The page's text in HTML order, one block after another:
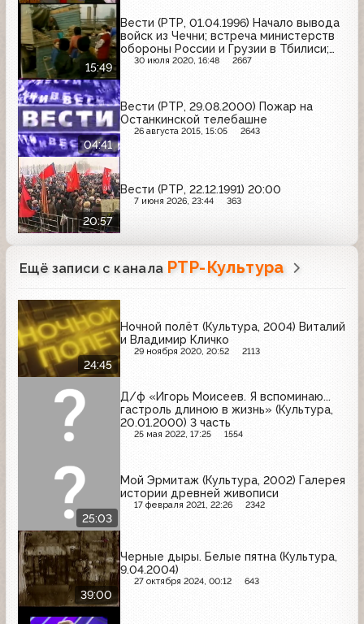
15:49
Вести (РТР, 01.04.1996) Начало вывода
войск из Чечни; встреча министерств
обороны России и Грузии в Тбилиси;
переговоры между Россией и Китаем;
30 июля 2020, 16:48 2667
04:41
Вести (РТР, 29.08.2000) Пожар на
Останкинской телебашне
26 августа 2015, 15:05 2643
20:57
Вести (РТР, 22.12.1991) 20:00
7 июня 2026, 23:44 363
Ещё записи с канала РТР-Культура
24:45
Ночной полёт (Культура, 2004) Виталий
и Владимир Кличко
29 ноября 2020, 20:52 2113
Д/ф «Игорь Моисеев. Я вспоминаю...
гастроль длиною в жизнь» (Культура,
20.01.2000) 3 часть
25 мая 2022, 17:25 1554
25:03
Мой Эрмитаж (Культура, 2002) Галерея
истории древней живописи
17 февраля 2021, 22:26 2342
39:00
Черные дыры. Белые пятна (Культура,
9.04.2004)
27 октября 2024, 00:12 643